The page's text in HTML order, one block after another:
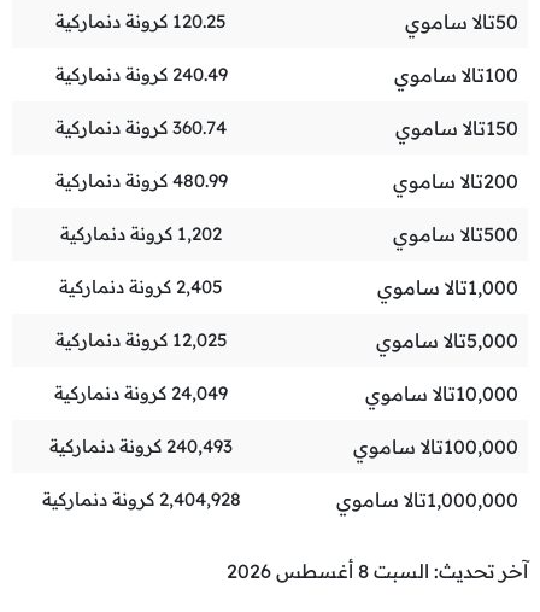
50تالا ساموي 120.25 كرونة دنماركية
100تالا ساموي 240.49 كرونة دنماركية
150تالا ساموي 360.74 كرونة دنماركية
200تالا ساموي 480.99 كرونة دنماركية
500تالا ساموي 1,202 كرونة دنماركية
1,000تالا ساموي 2,405 كرونة دنماركية
5,000تالا ساموي 12,025 كرونة دنماركية
10,000تالا ساموي 24,049 كرونة دنماركية
100,000تالا ساموي 240,493 كرونة دنماركية
1,000,000تالا ساموي 2,404,928 كرونة دنماركية
آخر تحديث: السبت 8 أغسطس 2026